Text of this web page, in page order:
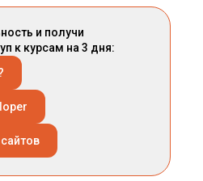
и получи
к курсам на 3 дня: